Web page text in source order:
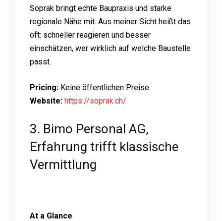
Soprak bringt echte Baupraxis und starke
regionale Nähe mit. Aus meiner Sicht heißt das
oft: schneller reagieren und besser
einschätzen, wer wirklich auf welche Baustelle
passt.
Pricing: Keine öffentlichen Preise
Website: https://soprak.ch/
3. Bimo Personal AG,
Erfahrung trifft klassische
Vermittlung
At a Glance